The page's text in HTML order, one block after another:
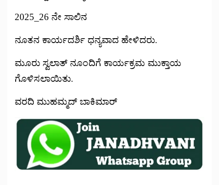
2025_26 ನೇ ಸಾಲಿನ
ನೂತನ ಕಾರ್ಯದರ್ಶಿ ಧನ್ಯವಾದ ಹೇಳಿದರು.
ಮೂರು ಸ್ವಲಾತ್ ನೂಂದಿಗೆ ಕಾರ್ಯಕ್ರಮ ಮುಕ್ತಾಯ
ಗೊಳಿಸಲಾಯಿತು.
ವರದಿ ಮುಹಮ್ಮದ್ ಬಾಕಿಮಾರ್